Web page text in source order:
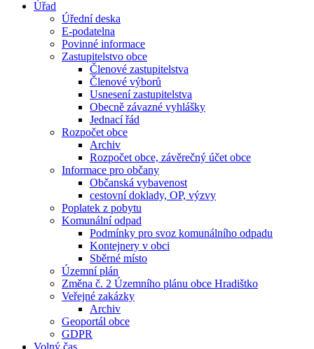
Úřad
Úřední deska
E-podatelna
Povinné informace
Zastupitelstvo obce
Členové zastupitelstva
Členové výborů
Usnesení zastupitelstva
Obecně závazné vyhlášky
Jednací řád
Rozpočet obce
Archiv
Rozpočet obce, závěrečný účet obce
Informace pro občany
Občanská vybavenost
cestovní doklady, OP, výzvy
Poplatek z pobytu
Komunální odpad
Podmínky pro svoz komunálního odpadu
Kontejnery v obci
Sběrné místo
Územní plán
Změna č. 2 Územního plánu obce Hradištko
Veřejné zakázky
Archiv
Geoportál obce
GDPR
Volný čas